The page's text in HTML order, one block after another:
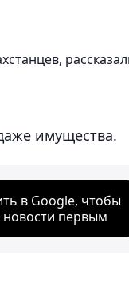
имущества.
в Google, чтобы
новости первым